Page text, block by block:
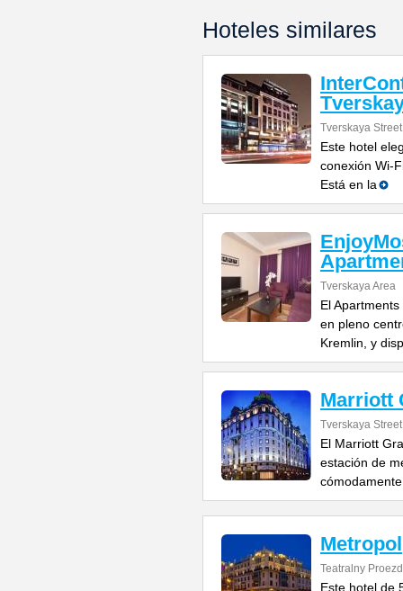
Hoteles similares
Tverskaya
Este hotel
conexión Wi-
Está en la
Tverskaya Area
El
en pleno
Kremlin, y
Marriott
Tverskaya
El Marriott
estación de
Metropol
Teatralny
Este hotel de